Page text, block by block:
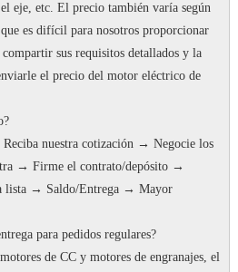
eje, etc. El precio también varía según
es difícil para nosotros proporcionar
compartir sus requisitos detallados y la
el precio del motor eléctrico de
nuestra cotización → Negocie los
→ Firme el contrato/depósito →
lista → Saldo/Entrega → Mayor
para pedidos regulares?
de CC y motores de engranajes, el